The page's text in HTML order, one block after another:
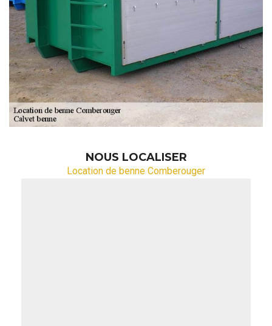
NOUS LOCALISER
Location de benne Comberouger